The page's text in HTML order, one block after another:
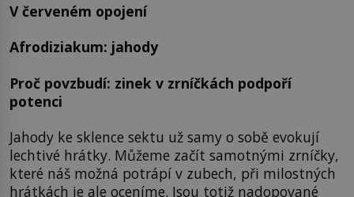
V červeném opojení
Afrodiziakum: jahody
Proč povzbudí: zinek v zrníčkách podpoří
potenci
Jahody ke sklence sektu už samy o sobě evokují
lechtivé hrátky. Můžeme začít samotnými zrníčky,
které náš možná potrápí v zubech, při milostných
hrátkách je ale oceníme. Jsou totiž nadopované